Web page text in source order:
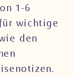
1-6
wichtige
den